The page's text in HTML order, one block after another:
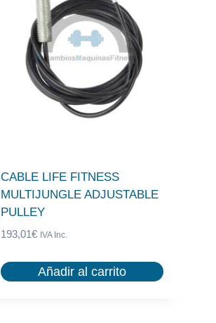
CABLE LIFE FITNESS
MULTIJUNGLE ADJUSTABLE
PULLEY
193,01€ IVA Inc.
Añadir al carrito